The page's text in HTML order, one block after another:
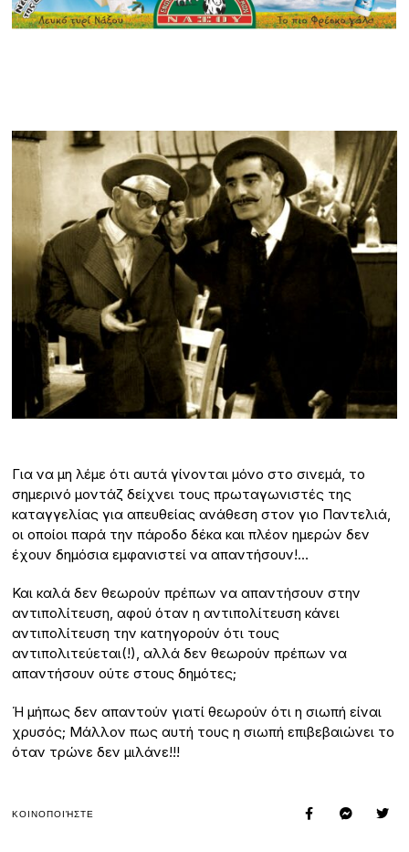
Για να μη λέμε ότι αυτά γίνονται μόνο στο σινεμά, το
σημερινό μοντάζ δείχνει τους πρωταγωνιστές της
καταγγελίας για απευθείας ανάθεση στον γιο Παντελιά,
οι οποίοι παρά την πάροδο δέκα και πλέον ημερών δεν
έχουν δημόσια εμφανιστεί να απαντήσουν!…
Και καλά δεν θεωρούν πρέπων να απαντήσουν στην
αντιπολίτευση, αφού όταν η αντιπολίτευση κάνει
αντιπολίτευση την κατηγορούν ότι τους
αντιπολιτεύεται(!), αλλά δεν θεωρούν πρέπων να
απαντήσουν ούτε στους δημότες;
Ή μήπως δεν απαντούν γιατί θεωρούν ότι η σιωπή είναι
χρυσός; Μάλλον πως αυτή τους η σιωπή επιβεβαιώνει το
όταν τρώνε δεν μιλάνε!!!
ΚΟΙΝΟΠΟΙΉΣΤΕ